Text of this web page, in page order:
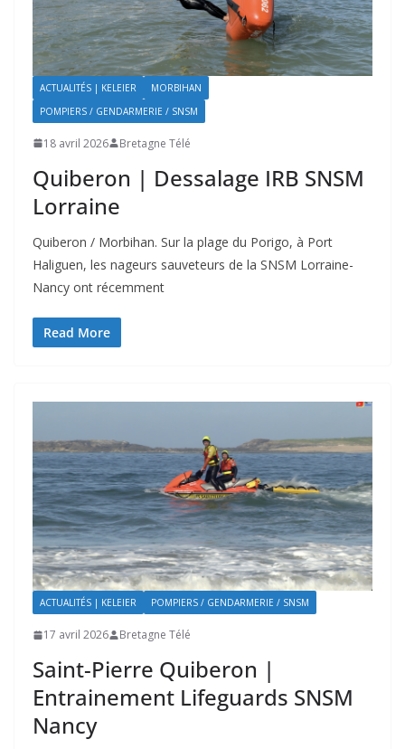
ACTUALITÉS | KELEIER
MORBIHAN
POMPIERS / GENDARMERIE / SNSM
18 avril 2026 Bretagne Télé
Quiberon | Dessalage IRB SNSM
Lorraine
Quiberon / Morbihan. Sur la plage du Porigo, à Port
Haliguen, les nageurs sauveteurs de la SNSM Lorraine-
Nancy ont récemment
Read More
ACTUALITÉS | KELEIER POMPIERS / GENDARMERIE / SNSM
17 avril 2026 Bretagne Télé
Saint-Pierre Quiberon |
Entrainement Lifeguards SNSM
Nancy